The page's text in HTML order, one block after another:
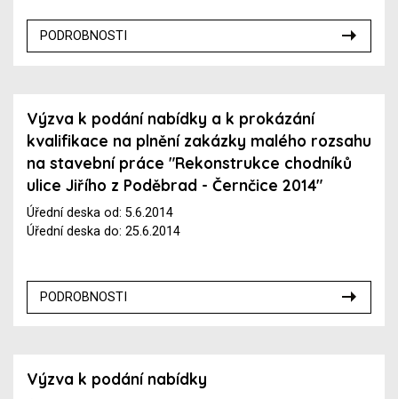
PODROBNOSTI
Výzva k podání nabídky a k prokázání
kvalifikace na plnění zakázky malého rozsahu
na stavební práce "Rekonstrukce chodníků
ulice Jiřího z Poděbrad - Černčice 2014"
Úřední deska od: 5.6.2014
Úřední deska do: 25.6.2014
PODROBNOSTI
Výzva k podání nabídky